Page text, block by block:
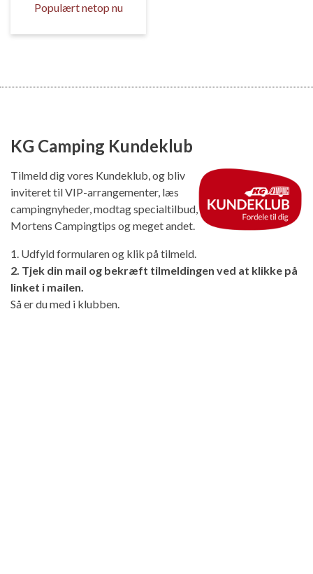
Populært netop nu
KG Camping Kundeklub
Tilmeld dig vores Kundeklub, og bliv
inviteret til VIP-arrangementer, læs
campingnyheder, modtag specialtilbud,
Mortens Campingtips og meget andet.
1. Udfyld formularen og klik på tilmeld.
2. Tjek din mail og bekræft tilmeldingen ved at klikke på
linket i mailen.
Så er du med i klubben.